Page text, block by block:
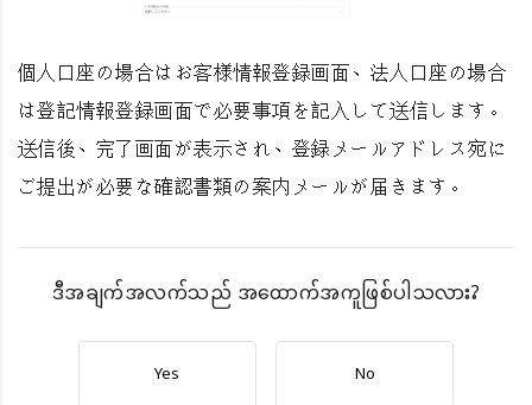
個人口座の場合はお客様情報登録画面、法人口座の場合
は登記情報登録画面で必要事項を記入して送信します。
送信後、完了画面が表示され、登録メールアドレス宛に
ご提出が必要な確認書類の案内メールが届きます。
ဒီအချက်အလက်သည် အထောက်အကူဖြစ်ပါသလား?
Yes No